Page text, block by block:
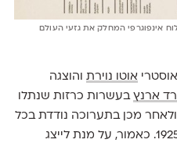
אינפוגרפי המחלק את גזעי העולם
אוטו נוירתוהוצגה
ארנץבעשרות כרזות שנתלו
ולאחר מכן בתערוכה נודדת בכל
העולם הקומוניסטי, החל משנת 1925. כאמור, על מנת לייצג